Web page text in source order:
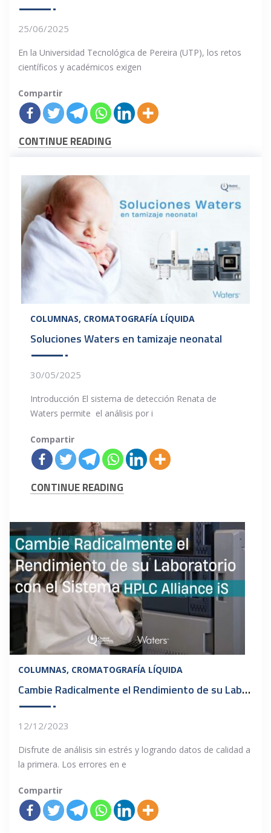
25/06/2025
En la Universidad Tecnológica de Pereira (UTP), los retos
científicos y académicos exigen
Compartir
CONTINUE READING
COLUMNAS CROMATOGRAFÍA LÍQUIDA
Soluciones Waters en tamizaje neonatal
30/05/2025
Introducción El sistema de detección Renata de
Waters permite el análisis por i
Compartir
CONTINUE READING
COLUMNAS CROMATOGRAFÍA LÍQUIDA
Cambie Radicalmente el Rendimiento de su Laboratorio con el Sistema HPLC Alliance iS
12/12/2023
Disfrute de análisis sin estrés y logrando datos de calidad a
la primera. Los errores en e
Compartir